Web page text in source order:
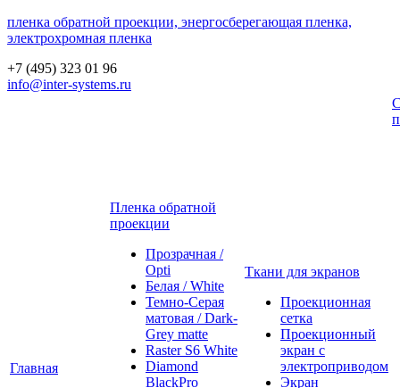
пленка обратной проекции, энергосберегающая пленка,
электрохромная пленка
+7 (495) 323 01 96
info@inter-systems.ru
Главная
Пленка обратной
проекции
Прозрачная /
Opti
Белая / White
Темно-Серая
матовая / Dark-
Grey matte
Raster S6 White
Diamond
BlackPro
Ткани для экранов
Проекционная
сетка
Проекционный
экран с
электроприводом
Экран